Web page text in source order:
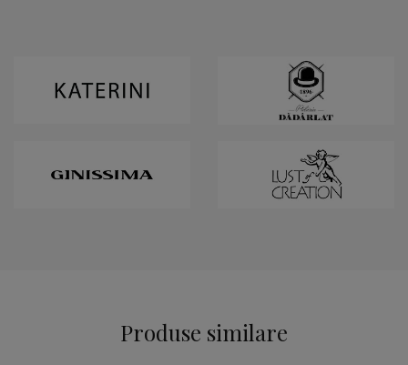
Produse similare